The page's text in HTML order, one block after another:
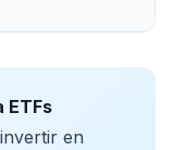
ETFs
en